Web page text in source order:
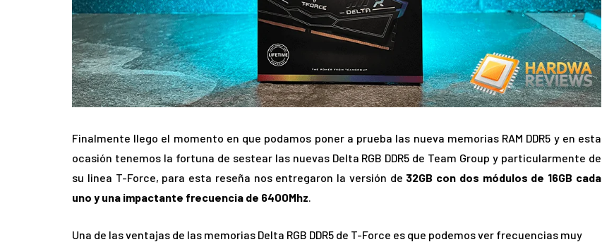
Finalmente llego el momento en que podamos poner a prueba las nueva memorias RAM DDR5 y en esta
ocasión tenemos la fortuna de sestear las nuevas Delta RGB DDR5 de Team Group y particularmente de
su linea T-Force, para esta reseña nos entregaron la versión de 32GB con dos módulos de 16GB cada
uno y una impactante frecuencia de 6400Mhz
Una de las ventajas de las memorias Delta RGB DDR5 de T-Force es que podemos ver frecuencias muy